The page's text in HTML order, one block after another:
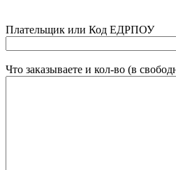
Плательщик или Код ЕДРПОУ
Что заказываете и кол-во (в